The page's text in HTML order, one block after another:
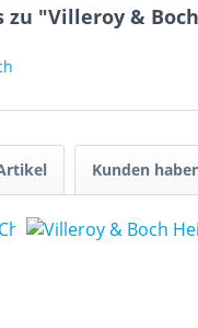
"Villeroy &
Kunden